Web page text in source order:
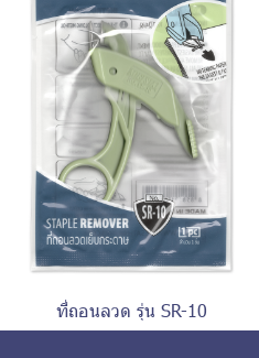
ที่ถอนลวด รุ่น SR-10